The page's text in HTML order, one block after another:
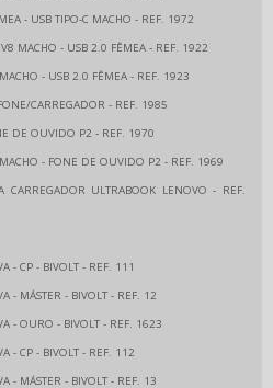
- USB TIPO-C MACHO - REF. 1972
MACHO - USB 2.0 FÊMEA - REF. 1922
- USB 2.0 FÊMEA - REF. 1923
CARREGADOR - REF. 1985
DE OUVIDO P2 - REF. 1970
- FONE DE OUVIDO P2 - REF. 1969
CARREGADOR ULTRABOOK LENOVO - REF.
- CP - BIVOLT - REF. 111
- MÁSTER - BIVOLT - REF. 12
- OURO - BIVOLT - REF. 1623
- CP - BIVOLT - REF. 112
- MÁSTER - BIVOLT - REF. 13